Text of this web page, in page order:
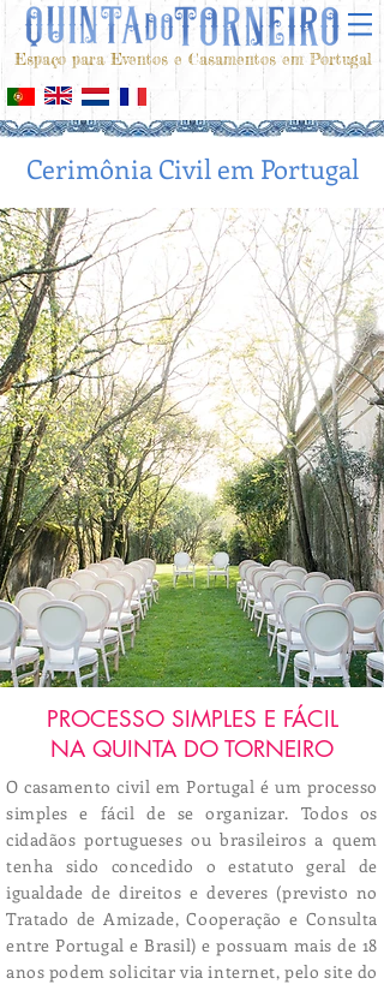
Espaço para Eventos e Casamentos em Portugal
Cerimônia Civil em Portugal
PROCESSO SIMPLES E FÁCIL
NA QUINTA DO TORNEIRO
O casamento civil em Portugal é um processo
simples e fácil de se organizar. Todos os
cidadãos portugueses ou brasileiros a quem
tenha sido concedido o estatuto geral de
igualdade de direitos e deveres (previsto no
Tratado de Amizade, Cooperação e Consulta
entre Portugal e Brasil) e possuam mais de 18
anos podem solicitar via internet, pelo site do